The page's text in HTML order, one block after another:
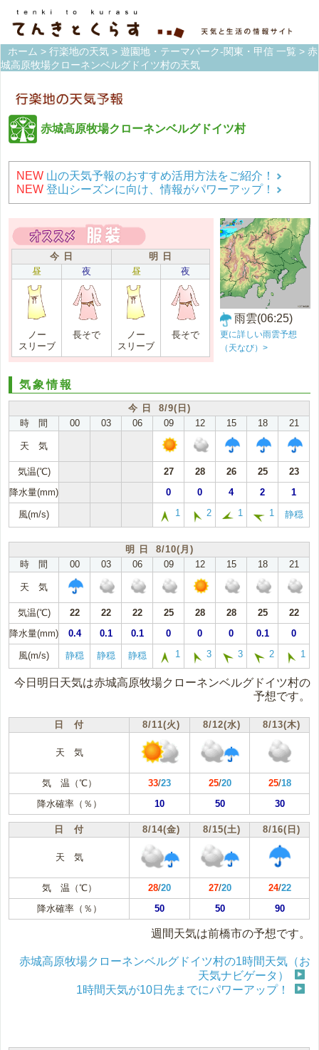
ホーム > 行楽地の天気 > 遊園地・テーマパーク-関東・甲信 一覧 > 赤
城高原牧場クローネンベルグドイツ村の天気
赤城高原牧場クローネンベルグドイツ村
NEW 山の天気予報のおすすめ活用方法をご紹介！
NEW 登山シーズンに向け、情報がパワーアップ！
今 日
明 日
昼
夜 昼 夜
ノー
スリーブ
長そで
ノー
スリーブ
長そで
雨雲(06:25)
更に詳しい雨雲予想
（天なび）>
気象情報
今 日 8/9(日)
時 間
00 03 06 09 12 15 18 21
天 気
気温(℃) 27 28 26 25
23
降水量(mm)
0 0 4 2 1
風(m/s) 1 2 1 1 静穏
明 日 8/10(月)
時 間
00 03 06 09 12 15 18 21
天 気
気温(℃) 22 22 22 25 28 28 25
22
降水量(mm)
0.4 0.1 0.1 0 0 0 0.1 0
風(m/s) 静穏 静穏 静穏 1 3 3 2 1
今日明日天気は赤城高原牧場クローネンベルグドイツ村の
予想です。
日 付 8/11(火) 8/12(水) 8/13(木)
天 気
気 温（℃） 33/23 25/20 25/18
降水確率（％）
10 50 30
日 付 8/14(金) 8/15(土) 8/16(日)
天 気
気 温（℃） 28/20 27/20 24/22
降水確率（％）
50 50 90
週間天気は前橋市の予想です。
赤城高原牧場クローネンベルグドイツ村の1時間天気（お
天気ナビゲータ）
1時間天気が10日先までにパワーアップ！